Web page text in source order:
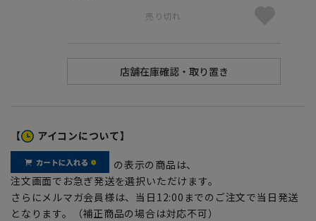
売り切れ
【 アイコンについて】
の表示の商品は、
注文画面でお急ぎ発送を選択いただけます。
さらにメルマガ会員様は、当日12:00までのご注文で当日発送
となります。（補正商品の場合は対応不可）